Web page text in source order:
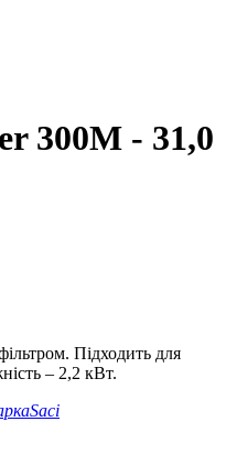
300М - 31,0
Підходить для
– 2,2 кВт.
Saci